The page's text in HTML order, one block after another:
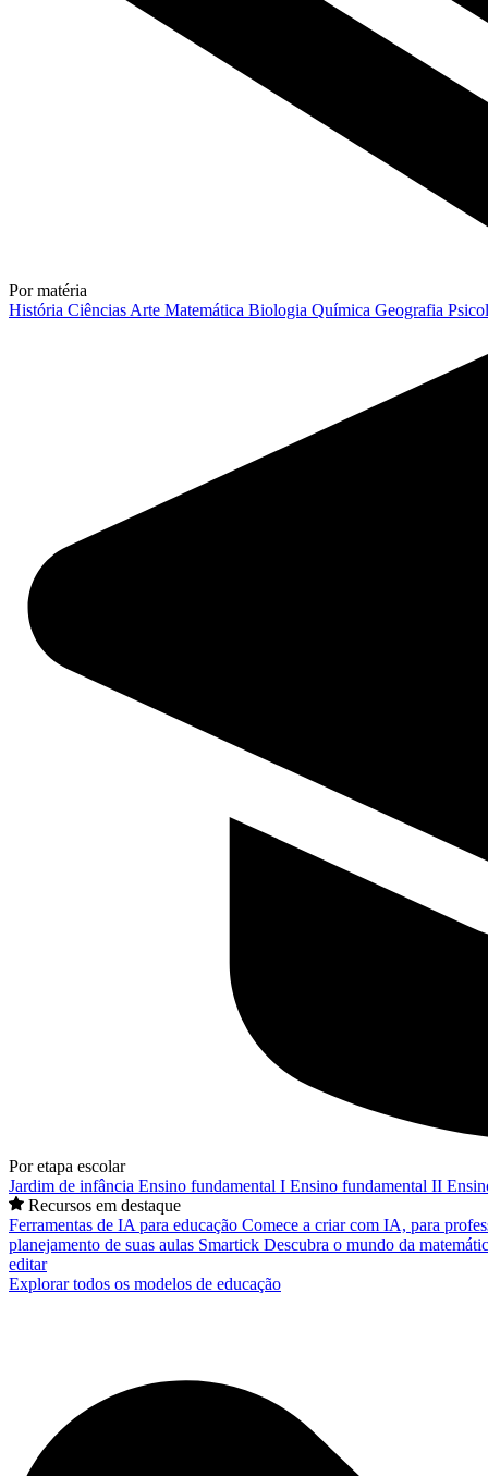
Por matéria
História Ciências Arte Matemática Biologia Química Geografia
Por etapa escolar
Jardim de infância Ensino fundamental I Ensino fundamental II
Recursos em destaque
Ferramentas de IA para educação Comece a criar com IA, para
planejamento de suas aulas Smartick Descubra o mundo da
editar
Explorar todos os modelos de educação